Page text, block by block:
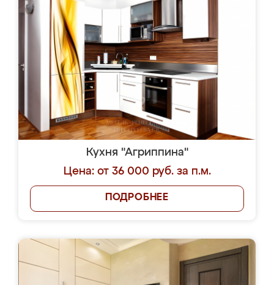
Кухня "Агриппина"
Цена: от 36 000 руб. за п.м.
ПОДРОБНЕЕ